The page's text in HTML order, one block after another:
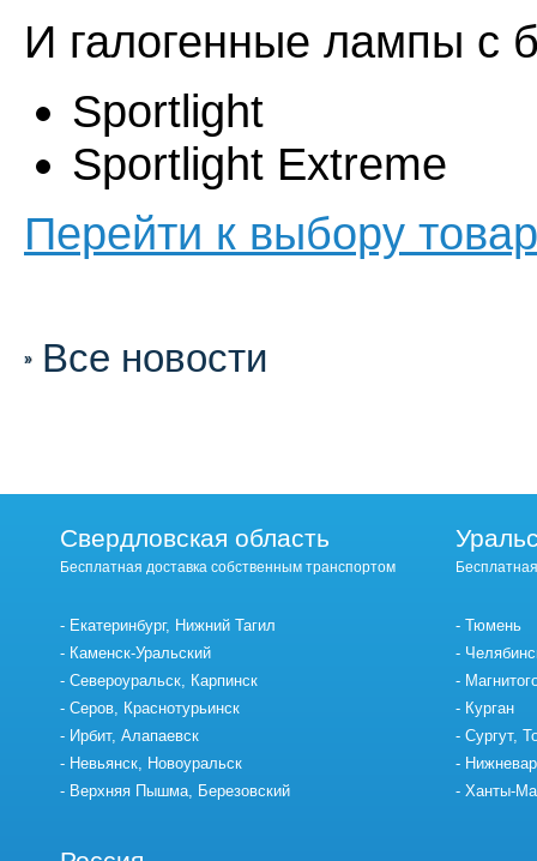
И галогенные лампы с
Sportlight
Sportlight Extreme
Перейти к выбору
Все новости
Свердловская область
Бесплатная доставка собственным транспортом
Екатеринбург, Нижний Тагил
Каменск-Уральский
Североуральск, Карпинск
Серов, Краснотурьинск
Ирбит, Алапаевск
Невьянск, Новоуральск
Верхняя Пышма, Березовский
Тюмень
Курган
Сургут,
Ханты-